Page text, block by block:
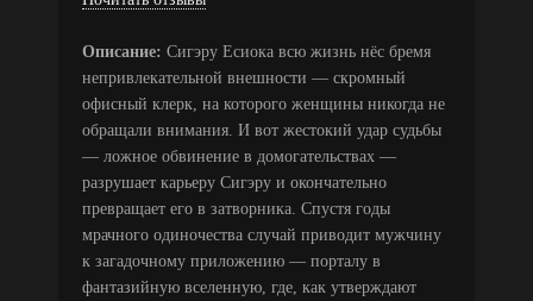
Описание: Сигэру Есиока всю жизнь нёс бремя
непривлекательной внешности — скромный
офисный клерк, на которого женщины никогда не
обращали внимания. И вот жестокий удар судьбы
— ложное обвинение в домогательствах —
разрушает карьеру Сигэру и окончательно
превращает его в затворника. Спустя годы
мрачного одиночества случай приводит мужчину
к загадочному приложению — порталу в
фантазийную вселенную, где, как утверждают